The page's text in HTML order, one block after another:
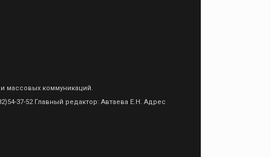
массовых коммуникаций.
37-52 Главный редактор: Автаева Е.Н. Адрес